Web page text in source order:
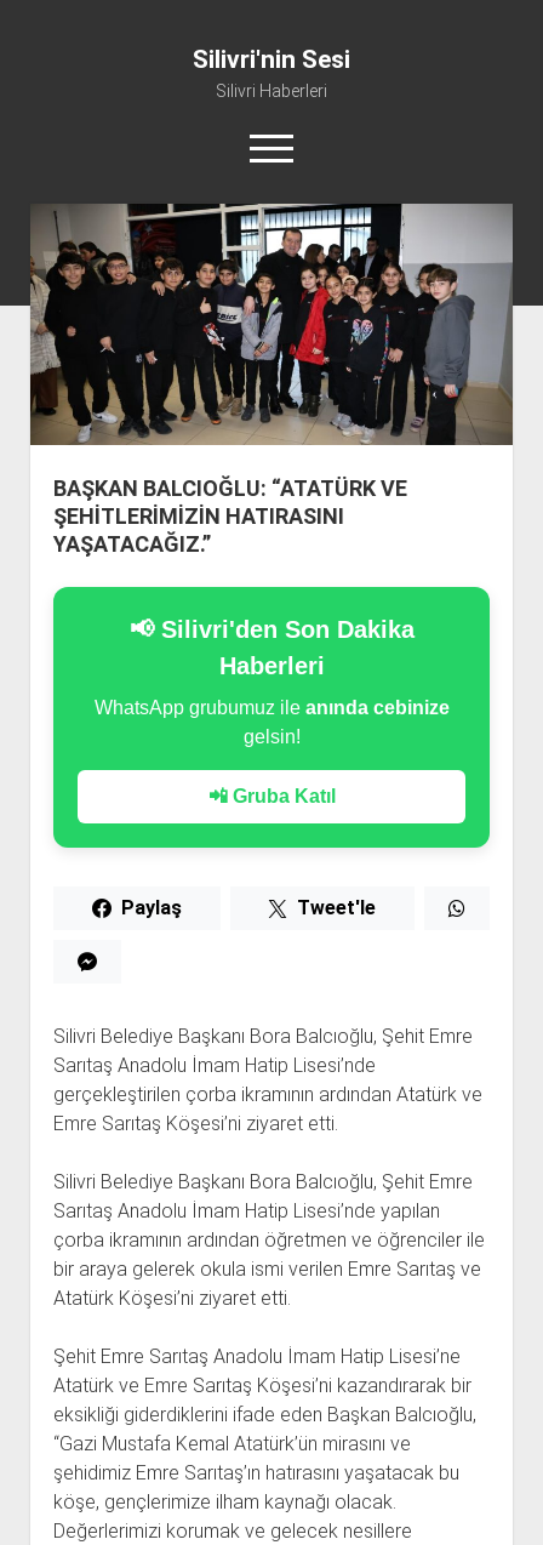
Silivri'nin Sesi
Silivri Haberleri
m
e
ü
y
ü
a
ç
facebook youtube silivri@silivrininsesi1.com whatsapp
Manifesto
Gündem
Haber
Spor
Künye ve İletişim
BAŞKAN BALCIOĞLU: “ATATÜRK VE
ŞEHİTLERİMİZİN HATIRASINI
YAŞATACAĞIZ.”
📢 Silivri'den Son Dakika
Haberleri
WhatsApp grubumuz ile anında cebinize
gelsin!
📲 Gruba Katıl
Paylaş Tweet'le
Silivri Belediye Başkanı Bora Balcıoğlu, Şehit Emre
Sarıtaş Anadolu İmam Hatip Lisesi’nde
gerçekleştirilen çorba ikramının ardından Atatürk ve
Emre Sarıtaş Köşesi’ni ziyaret etti.
Silivri Belediye Başkanı Bora Balcıoğlu, Şehit Emre
Sarıtaş Anadolu İmam Hatip Lisesi’nde yapılan
çorba ikramının ardından öğretmen ve öğrenciler ile
bir araya gelerek okula ismi verilen Emre Sarıtaş ve
Atatürk Köşesi’ni ziyaret etti.
Şehit Emre Sarıtaş Anadolu İmam Hatip Lisesi’ne
Atatürk ve Emre Sarıtaş Köşesi’ni kazandırarak bir
eksikliği giderdiklerini ifade eden Başkan Balcıoğlu,
“Gazi Mustafa Kemal Atatürk’ün mirasını ve
şehidimiz Emre Sarıtaş’ın hatırasını yaşatacak bu
köşe, gençlerimize ilham kaynağı olacak.
Değerlerimizi korumak ve gelecek nesillere